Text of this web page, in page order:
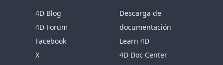
4D Blog
4D Forum
Facebook
X
Descarga de
documentación
Learn 4D
4D Doc Center